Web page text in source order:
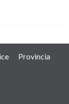
Provincia